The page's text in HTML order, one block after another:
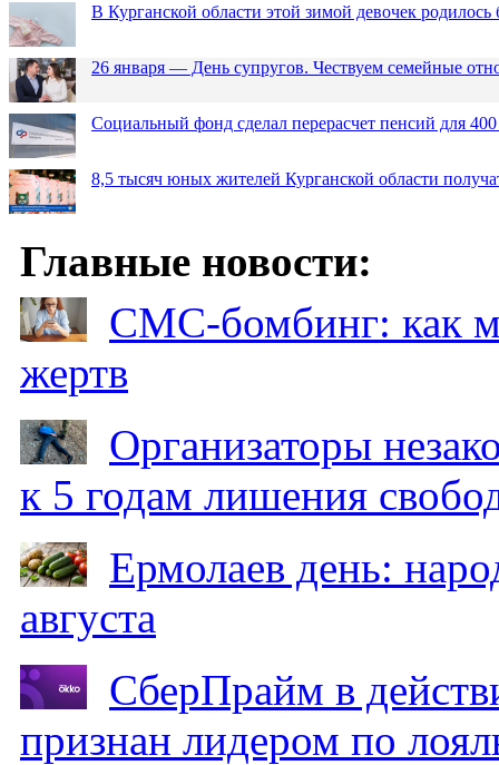
В Курганской области этой зимой девочек
26 января — День супругов. Чествуем семейные
Социальный фонд сделал перерасчет пенсий для
8,5 тысяч юных жителей Курганской области
Главные новости:
СМС-бомбинг: как
жертв
Организаторы
к 5 годам лишения
Ермолаев день:
августа
СберПрайм в
признан лидером по